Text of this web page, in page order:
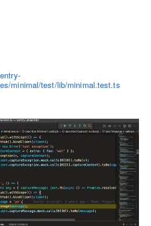
minimal/test/lib/minimal.test.ts